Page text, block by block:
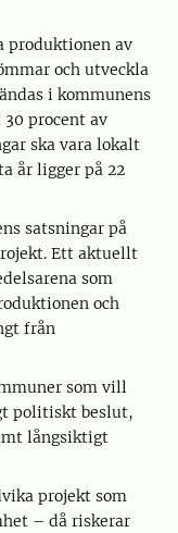
produktionen av
och utveckla
i kommunens
procent av
ska vara lokalt
år ligger på 22
satsningar på
Ett aktuellt
som
och
från
som vill
politiskt beslut,
långsiktigt
projekt som
– då riskerar